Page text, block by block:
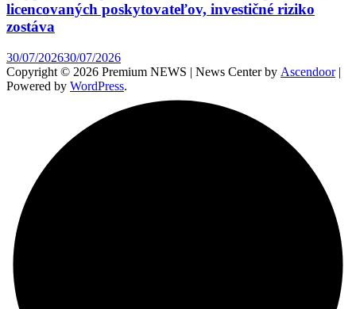
licencovaných poskytovateľov, investičné riziko
zostáva
30/07/202630/07/2026
Copyright © 2026 Premium NEWS | News Center by Ascendoor|
Powered by WordPress.